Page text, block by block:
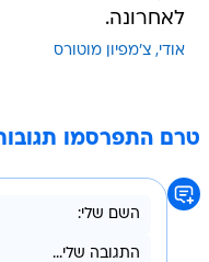
לאחרונה.
אודי צ'מפיון מוטורס
טרם התפרסמו